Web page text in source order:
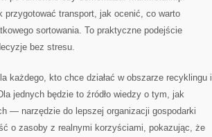
przygotować transport, jak ocenić, co warto
sortowania. To praktyczne podejście
bez stresu.
każdego, kto chce działać w obszarze recyklingu i
jednych będzie to źródło wiedzy o tym, jak
— narzędzie do lepszej organizacji gospodarki
o zasoby z realnymi korzyściami, pokazując, że